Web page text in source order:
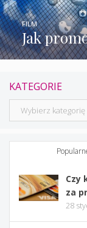
Jak
FILM
KATEGORIE
Kategorie
Czy
za
28